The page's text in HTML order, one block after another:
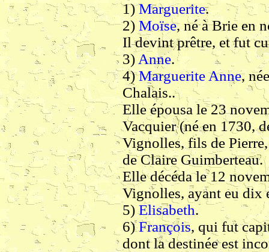
1)Marguerite.
2) Moïse, né à Brie en
Il devint prêtre, et fut
3) Anne.
4)Marguerite Anne,
Chalais..
Elle épousa le 23
Vacquier (né en 1730,
Vignolles, fils de
de Claire Guimberteau.
Elle décéda le 12
Vignolles, ayant eu dix
5)Elisabeth.
6)François, qui fut
dont la destinée est